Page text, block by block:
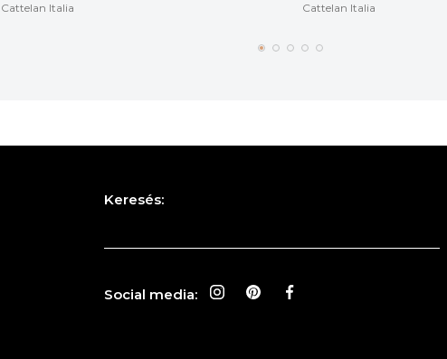
Cattelan Italia Cattelan Italia
Keresés:
Social media: